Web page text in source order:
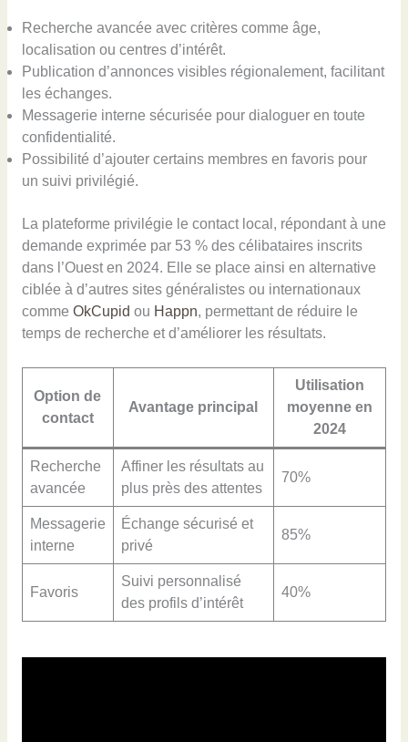
Recherche avancée avec critères comme âge,
localisation ou centres d’intérêt.
Publication d’annonces visibles régionalement, facilitant
les échanges.
Messagerie interne sécurisée pour dialoguer en toute
confidentialité.
Possibilité d’ajouter certains membres en favoris pour
un suivi privilégié.
La plateforme privilégie le contact local, répondant à une
demande exprimée par 53 % des célibataires inscrits
dans l’Ouest en 2024. Elle se place ainsi en alternative
ciblée à d’autres sites généralistes ou internationaux
comme OkCupid ou Happn, permettant de réduire le
temps de recherche et d’améliorer les résultats.
Option de
contact
Avantage principal
Utilisation
moyenne en
2024
Recherche
avancée
Affiner les résultats au
plus près des attentes
70%
Messagerie
interne
Échange sécurisé et
privé
85%
Favoris
Suivi personnalisé
des profils d’intérêt
40%